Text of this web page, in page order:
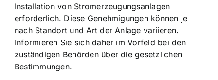
Installation von Stromerzeugungsanlagen
erforderlich. Diese Genehmigungen können je
nach Standort und Art der Anlage variieren.
Informieren Sie sich daher im Vorfeld bei den
zuständigen Behörden über die gesetzlichen
Bestimmungen.